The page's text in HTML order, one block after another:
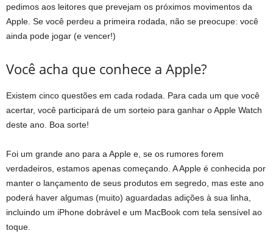
pedimos aos leitores que prevejam os próximos movimentos da
Apple. Se você perdeu a primeira rodada, não se preocupe: você
ainda pode jogar (e vencer!)
Você acha que conhece a Apple?
Existem cinco questões em cada rodada. Para cada um que você
acertar, você participará de um sorteio para ganhar o Apple Watch
deste ano. Boa sorte!
Foi um grande ano para a Apple e, se os rumores forem
verdadeiros, estamos apenas começando. A Apple é conhecida por
manter o lançamento de seus produtos em segredo, mas este ano
poderá haver algumas (muito) aguardadas adições à sua linha,
incluindo um iPhone dobrável e um MacBook com tela sensível ao
toque.